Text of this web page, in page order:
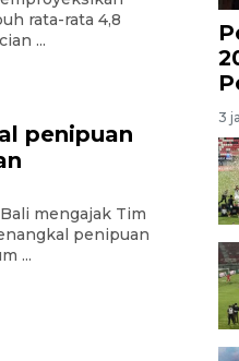
rata-rata 4,8
...
penipuan
mengajak Tim
penipuan
...
3